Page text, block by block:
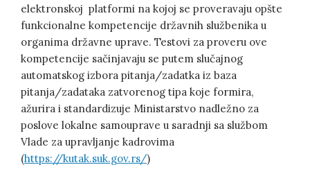
elektronskoj platformi na kojoj se proveravaju opšte
funkcionalne kompetencije državnih službenika u
organima državne uprave. Testovi za proveru ove
kompetencije sačinjavaju se putem slučajnog
automatskog izbora pitanja/zadatka iz baza
pitanja/zadataka zatvorenog tipa koje formira,
ažurira i standardizuje Ministarstvo nadležno za
poslove lokalne samouprave u saradnji sa službom
Vlade za upravljanje kadrovima
(https://kutak.suk.gov.rs/)